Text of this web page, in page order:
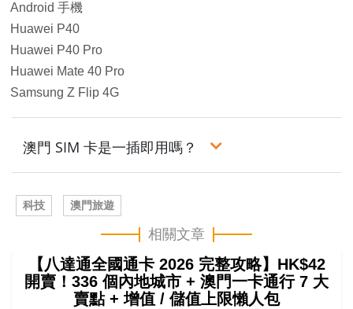
Android 手機
Huawei P40
Huawei P40 Pro
Huawei Mate 40 Pro
Samsung Z Flip 4G
澳門 SIM 卡是一插即用嗎？
科技 澳門旅遊
相關文章
【八達通全國通卡 2026 完整攻略】HK$42
開賣！336 個內地城市 + 澳門一卡通行 7 大
賣點 + 增值 / 儲值上限懶人包